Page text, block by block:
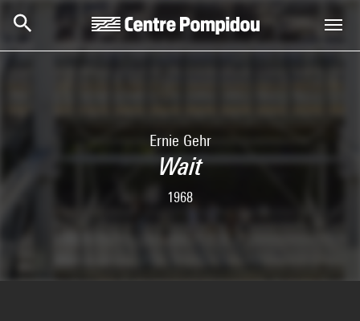
Ernie Gehr
Wait
1968